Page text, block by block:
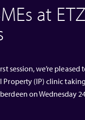
at ETZ
session, we’re pleased
(IP) clinic taking
on Wednesday